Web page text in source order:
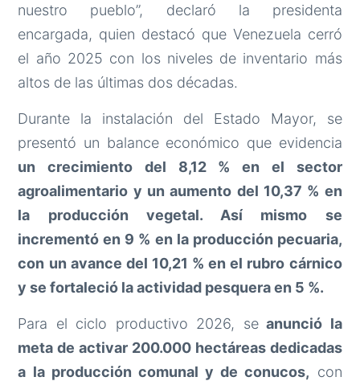
nuestro pueblo”, declaró la presidenta
encargada, quien destacó que Venezuela cerró
el año 2025 con los niveles de inventario más
altos de las últimas dos décadas.
Durante la instalación del Estado Mayor, se
presentó un balance económico que evidencia
un crecimiento del 8,12 % en el sector
agroalimentario y un aumento del 10,37 % en
la producción vegetal. Así mismo se
incrementó en 9 % en la producción pecuaria,
con un avance del 10,21 % en el rubro cárnico
y se fortaleció la actividad pesquera en 5 %.
Para el ciclo productivo 2026, seanunció la
meta de activar 200.000 hectáreas dedicadas
a la producción comunal y de conucos, con